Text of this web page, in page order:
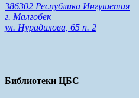
386302 Республика Ингушетия
г. Малгобек
ул. Нурадилова, 65 п. 2
Библиотеки ЦБС